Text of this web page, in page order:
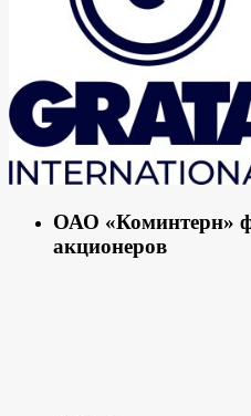
ОАО «Коминтерн»
акционеров